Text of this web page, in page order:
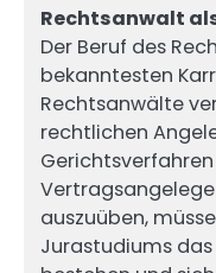
Rechtsanwalt
Der Beruf des
bekanntesten
Rechtsanwälte
rechtlichen
auszuüben,
Jurastudiums